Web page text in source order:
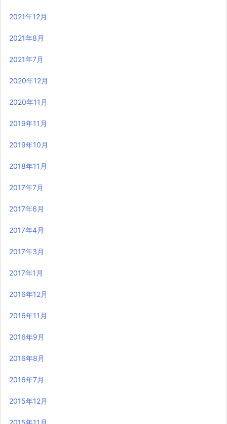
2021年12月
2021年8月
2021年7月
2020年12月
2020年11月
2019年11月
2019年10月
2018年11月
2017年7月
2017年6月
2017年4月
2017年3月
2017年1月
2016年12月
2016年11月
2016年9月
2016年8月
2016年7月
2015年12月
2015年11月